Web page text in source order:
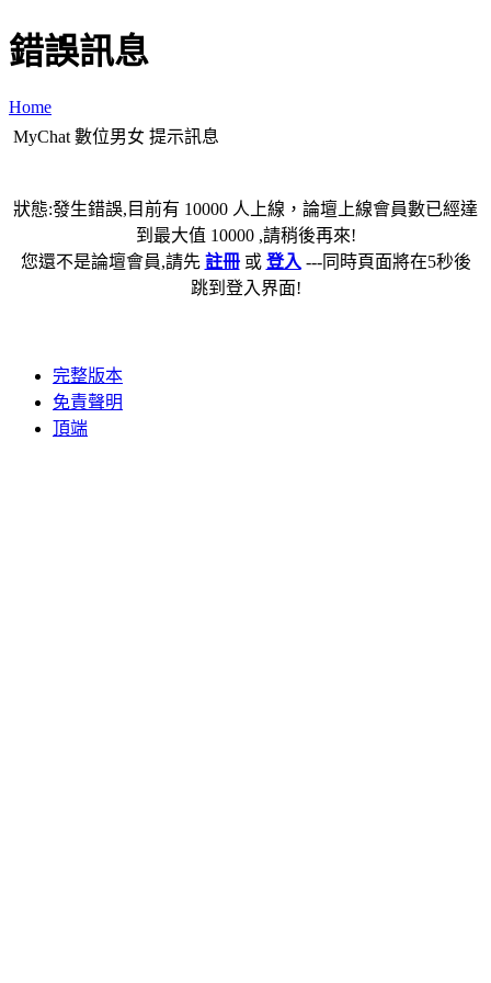
錯誤訊息
Home
MyChat 數位男女 提示訊息
狀態:發生錯誤,目前有 10000 人上線，論壇上線會員數已經達
到最大值 10000 ,請稍後再來!
您還不是論壇會員,請先 註冊或 登入 ---同時頁面將在5秒後
跳到登入界面!
完整版本
免責聲明
頂端